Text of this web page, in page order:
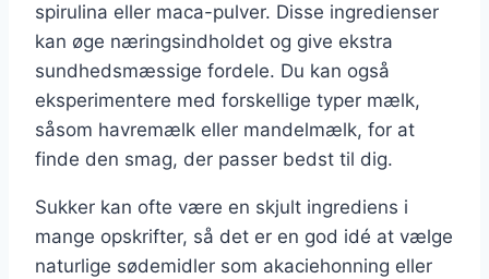
spirulina eller maca-pulver. Disse ingredienser
kan øge næringsindholdet og give ekstra
sundhedsmæssige fordele. Du kan også
eksperimentere med forskellige typer mælk,
såsom havremælk eller mandelmælk, for at
finde den smag, der passer bedst til dig.
Sukker kan ofte være en skjult ingrediens i
mange opskrifter, så det er en god idé at vælge
naturlige sødemidler som akaciehonning eller